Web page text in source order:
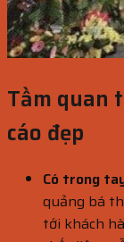
Tầm quan
cáo đẹp
Có trong
quảng bá
tới khách